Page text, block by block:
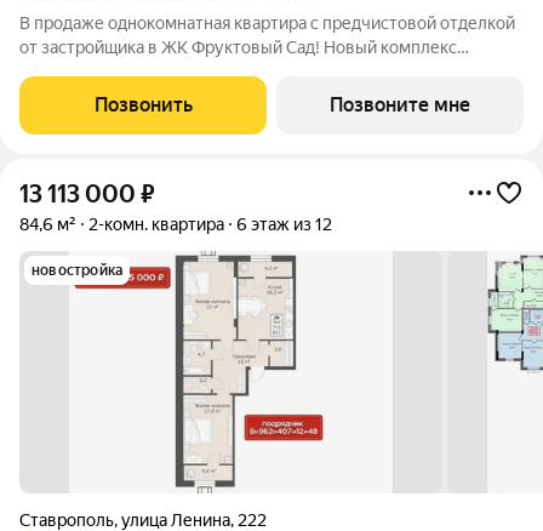
В продаже однокомнатная квартира с предчистовой отделкой
от застройщика в ЖК Фруктовый Сад! Новый комплекс
Жилой комплекс Фруктовый Сад - это уютный жилой комплекс
с развитой инфраструктурой
Позвонить Позвоните мне
13 113 000 ₽
84,6 м² 2-комн. квартира 6 этаж из 12
новостройка
Ставрополь,улица Ленина, 222